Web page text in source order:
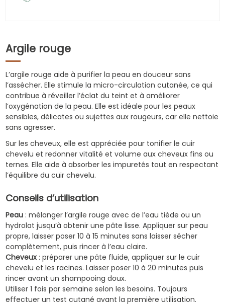
Argile rouge
L’argile rouge aide à purifier la peau en douceur sans
l’assécher. Elle stimule la micro-circulation cutanée, ce qui
contribue à réveiller l’éclat du teint et à améliorer
l’oxygénation de la peau. Elle est idéale pour les peaux
sensibles, délicates ou sujettes aux rougeurs, car elle nettoie
sans agresser.
Sur les cheveux, elle est appréciée pour tonifier le cuir
chevelu et redonner vitalité et volume aux cheveux fins ou
ternes. Elle aide à absorber les impuretés tout en respectant
l’équilibre du cuir chevelu.
Conseils d’utilisation
Peau: mélanger l’argile rouge avec de l’eau tiède ou un
hydrolat jusqu’à obtenir une pâte lisse. Appliquer sur peau
propre, laisser poser 10 à 15 minutes sans laisser sécher
complètement, puis rincer à l’eau claire.
Cheveux: préparer une pâte fluide, appliquer sur le cuir
chevelu et les racines. Laisser poser 10 à 20 minutes puis
rincer avant un shampooing doux.
Utiliser 1 fois par semaine selon les besoins. Toujours
effectuer un test cutané avant la première utilisation.